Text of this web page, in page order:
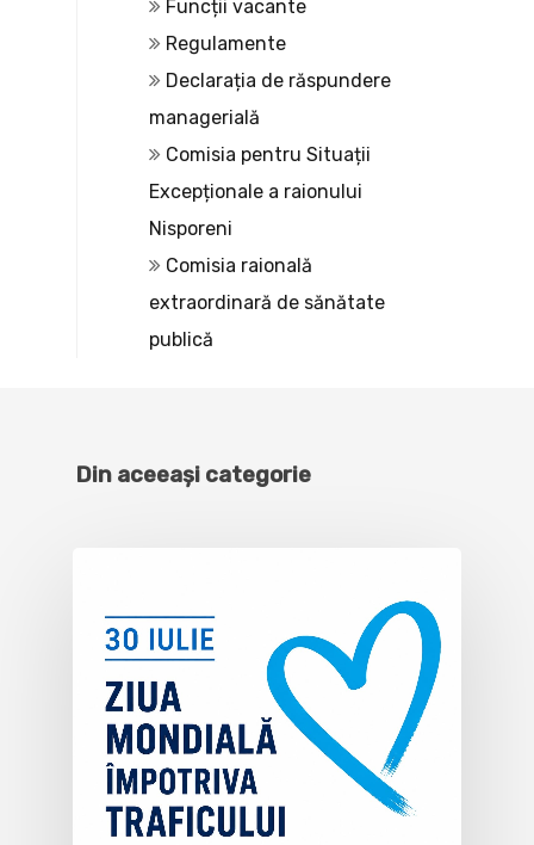
Funcții vacante
Regulamente
Declarația de răspundere
managerială
Comisia pentru Situații
Excepționale a raionului
Nisporeni
Comisia raională
extraordinară de sănătate
publică
Din aceeași categorie